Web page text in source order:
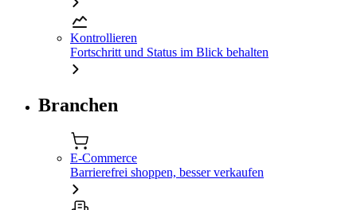
Kontrollieren
Fortschritt und Status im Blick behalten
Branchen
E-Commerce
Barrierefrei shoppen, besser verkaufen